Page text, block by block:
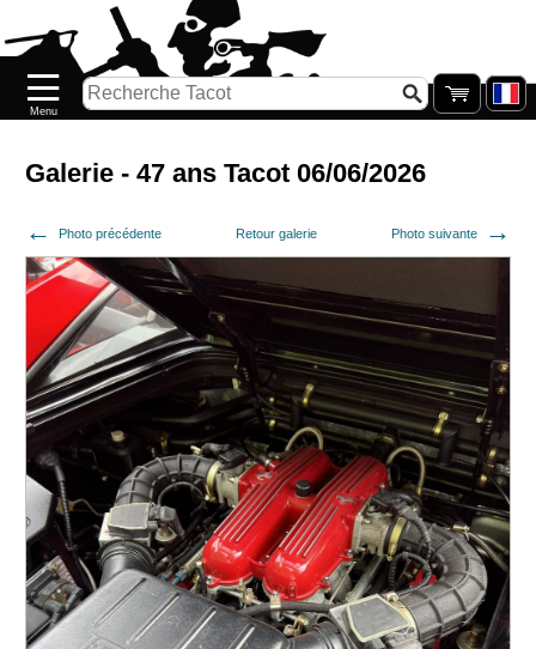
Galerie - 47 ans Tacot 06/06/2026
Photo précédente Retour galerie Photo suivante
Nouveautés
Catalogue/Stock
PETITS
PRIX
Réassort
Seconde
main
Galerie